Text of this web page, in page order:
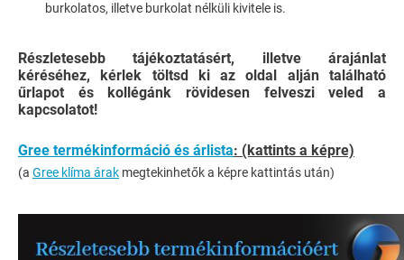
burkolatos, illetve burkolat nélküli kivitele is.
Részletesebb tájékoztatásért, illetve árajánlat
kéréséhez, kérlek töltsd ki az oldal alján található
űrlapot és kollégánk rövidesen felveszi veled a
kapcsolatot!
Gree termékinformáció és árlista: (kattints a képre)
(a Gree klíma árak megtekinhetők a képre kattintás után)